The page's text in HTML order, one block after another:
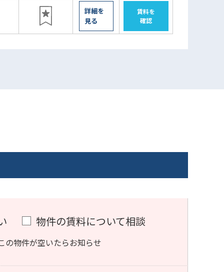
詳細を
見る
賃料を
確認
物件の賃料について相談
の物件が空いたらお知らせ